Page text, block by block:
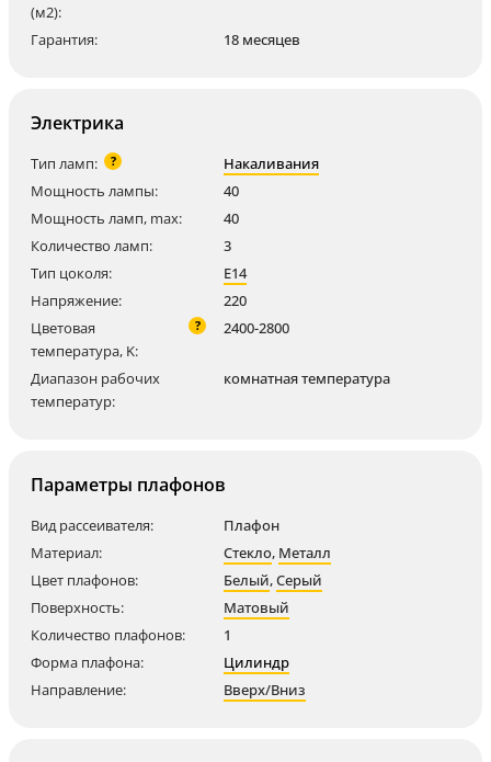
(м2):
Гарантия: 18 месяцев
Электрика
Тип ламп: ?
Накаливания
Мощность лампы:
40
Мощность ламп, max:
40
Количество ламп:
3
Тип цоколя:
E14
Напряжение:
220
Цветовая
температура, K:
? 2400-2800
Диапазон рабочих
температур:
комнатная температура
Параметры плафонов
Вид рассеивателя:
Плафон
Материал:
Стекло, Металл
Цвет плафонов:
Белый,Серый
Поверхность:
Матовый
Количество плафонов:
1
Форма плафона:
Цилиндр
Направление:
Вверх/Вниз